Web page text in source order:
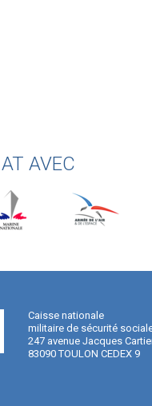
AVEC
Caisse nationale
militaire de sécurité
247 avenue Jacques
83090 TOULON CEDEX 9